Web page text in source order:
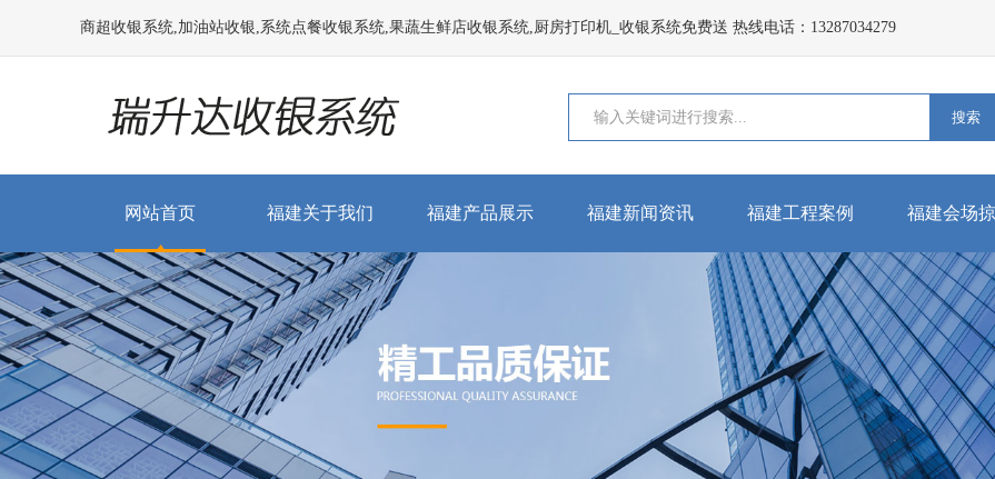
商超收银系统,加油站收银,系统点餐收银系统,果蔬生鲜店收银系统,厨房打印机_收银系统免费送 热线电话：13287034279
搜索
网站首页 福建关于我们 福建产品展示 福建新闻资讯 福建工程案例 福建会场